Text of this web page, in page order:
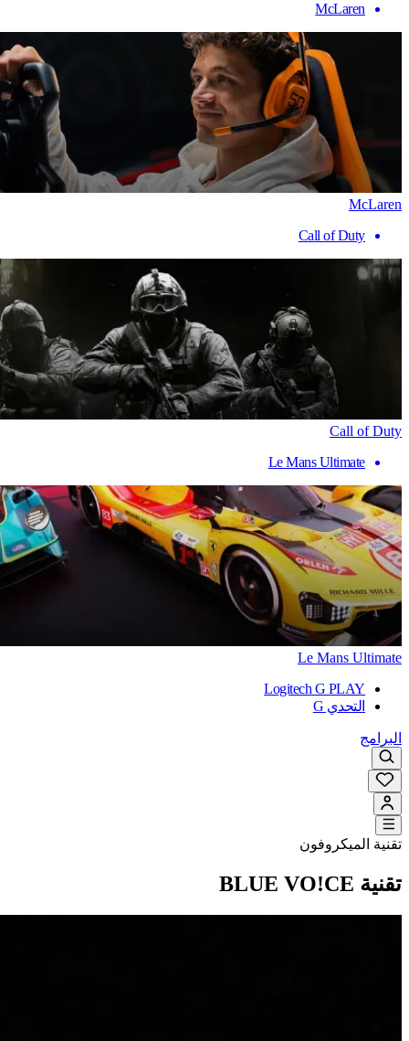
McLaren
McLaren
Call of Duty
Call of Duty
Le Mans Ultimate
Le Mans Ultimate
Logitech G PLAY
التحدي G
البرامج
تقنية الميكروفون
تقنية BLUE VO!CE